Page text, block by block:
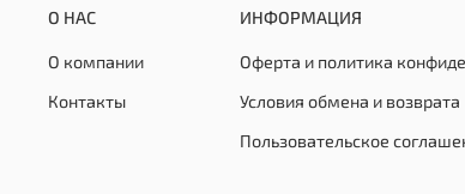
О НАС
О компании
Контакты
ИНФОРМАЦИЯ
Оферта и политика
Условия обмена и возврата
Пользовательское